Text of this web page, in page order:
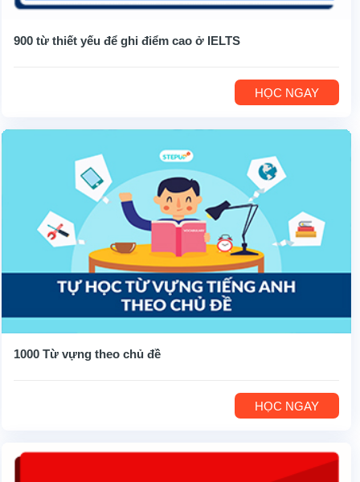
900 từ thiết yếu để ghi điểm cao ở IELTS
HỌC NGAY
1000 Từ vựng theo chủ đề
HỌC NGAY